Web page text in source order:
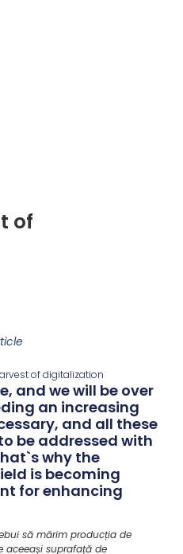
of
of digitalization
and we will be over
an increasing
and all these
be addressed with
why the
is becoming
for enhancing
să mărim producția de
aceeași suprafață de